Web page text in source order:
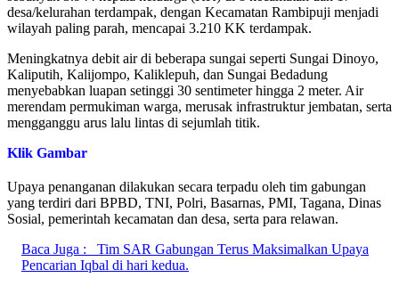
desa/kelurahan terdampak, dengan Kecamatan Rambipuji menjadi
wilayah paling parah, mencapai 3.210 KK terdampak.
Meningkatnya debit air di beberapa sungai seperti Sungai Dinoyo,
Kaliputih, Kalijompo, Kaliklepuh, dan Sungai Bedadung
menyebabkan luapan setinggi 30 sentimeter hingga 2 meter. Air
merendam permukiman warga, merusak infrastruktur jembatan, serta
mengganggu arus lalu lintas di sejumlah titik.
Klik Gambar
Upaya penanganan dilakukan secara terpadu oleh tim gabungan
yang terdiri dari BPBD, TNI, Polri, Basarnas, PMI, Tagana, Dinas
Sosial, pemerintah kecamatan dan desa, serta para relawan.
Baca Juga :
Tim SAR Gabungan Terus Maksimalkan Upaya
Pencarian Iqbal di hari kedua.